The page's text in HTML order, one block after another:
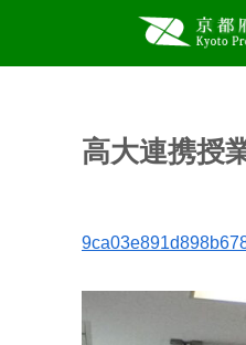
高大連携授